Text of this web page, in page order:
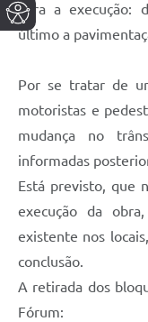
para a execução:
último a
Por se tratar de
motoristas e
mudança no
informadas
Está previsto, que
execução da
existente nos
conclusão.
A retirada dos
Fórum: